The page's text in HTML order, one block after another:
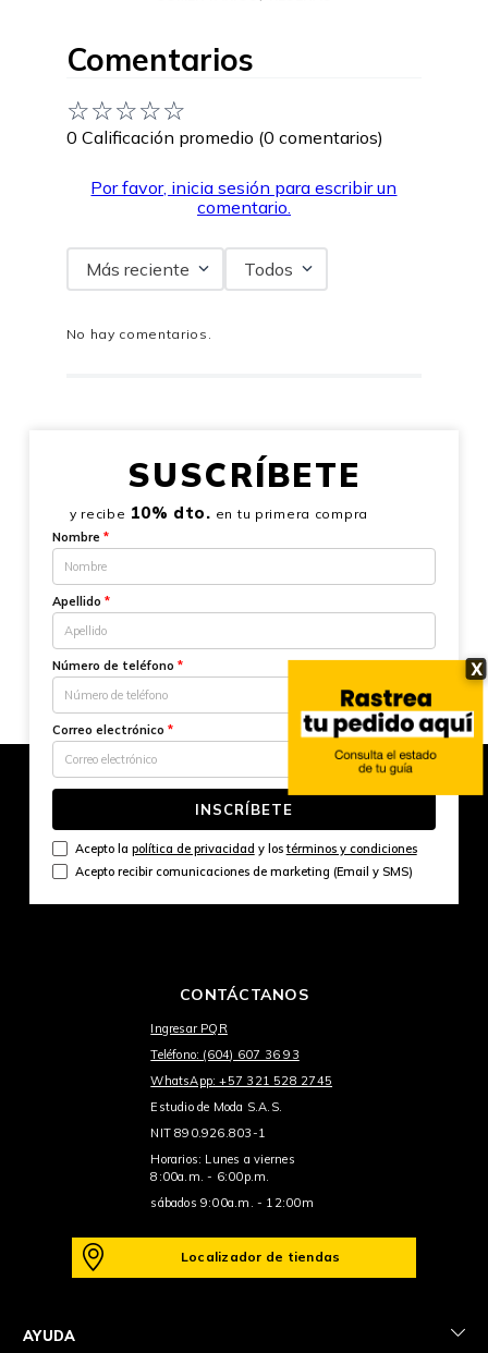
X
Comentarios
☆☆☆☆☆
0 Calificación promedio (0 comentarios)
Por favor, inicia sesión para escribir un
comentario.
Más reciente Todos
No hay comentarios.
SUSCRÍBETE
y recibe 10% dto. en tu primera compra
Nombre *
Apellido *
Número de teléfono *
Correo electrónico *
INSCRÍBETE
Acepto la política de privacidad y lostérminos y condiciones
Acepto recibir comunicaciones de marketing (Email y SMS)
CONTÁCTANOS
Ingresar PQR
Teléfono: (604) 607 36 93
WhatsApp: +57 321 528 2745
Estudio de Moda S.A.S.
NIT 890.926.803-1
Horarios: Lunes a viernes
8:00a.m. - 6:00p.m.
sábados 9:00a.m. - 12:00m
Localizador de tiendas
AYUDA +